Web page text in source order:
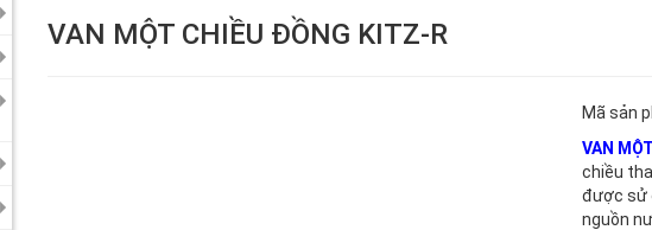
VAN MỘT CHIỀU ĐỒNG KITZ-R
Mã sản
VAN
chiều
được sử
nguồn